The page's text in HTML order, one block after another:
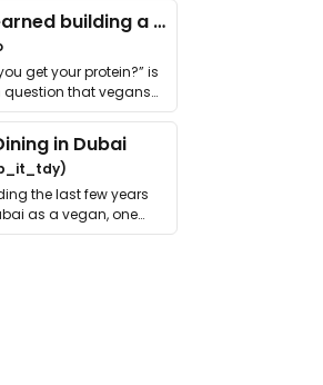
What I learned building a queer vegan travel brand
get your protein?” is
that vegans
in Dubai
the last few years
as a vegan, one